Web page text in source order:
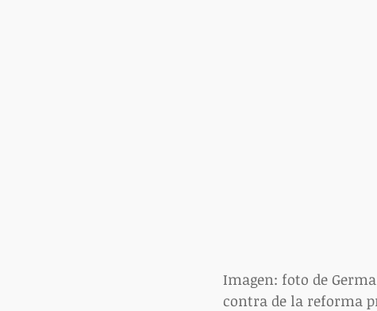
Imagen: foto de
contra de la reforma